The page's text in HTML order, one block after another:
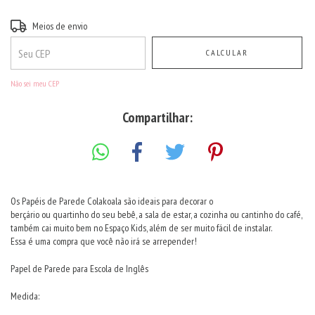
Entregas para o CEP:
Meios de envio
CALCULAR
Não sei meu CEP
Compartilhar:
Os Papéis de Parede Colakoala são ideais para decorar o
berçário ou quartinho do seu bebê, a sala de estar, a cozinha ou cantinho do café,
também cai muito bem no Espaço Kids, além de ser muito fácil de instalar.
Essa é uma compra que você não irá se arrepender!
Papel de Parede para Escola de Inglês
Medida: